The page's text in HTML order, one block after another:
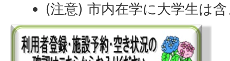
(注意) 市内在学に大学生は